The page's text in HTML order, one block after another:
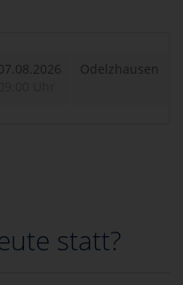
Odelzhausen
statt?